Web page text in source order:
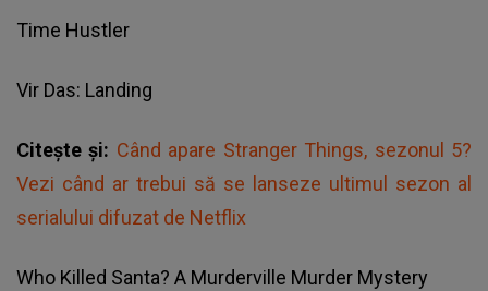
Time Hustler
Vir Das: Landing
Citește și: Când apare Stranger Things, sezonul 5?
Vezi când ar trebui să se lanseze ultimul sezon al
serialului difuzat de Netflix
Who Killed Santa? A Murderville Murder Mystery